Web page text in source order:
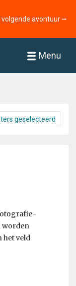
volgende avontuur ⭢
Menu
geselecteerd
worden
het veld